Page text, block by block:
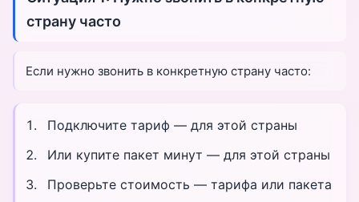
страну часто
Если нужно звонить в конкретную страну часто:
Подключите тариф — для этой страны
Или купите пакет минут — для этой страны
Проверьте стоимость — тарифа или пакета